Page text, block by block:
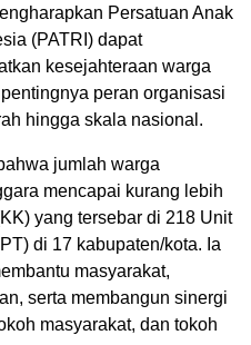
Persatuan Anak
(PATRI) dapat
kesejahteraan warga
peran organisasi
hingga skala nasional.
jumlah warga
mencapai kurang lebih
yang tersebar di 218 Unit
di 17 kabupaten/kota. Ia
masyarakat,
serta membangun sinergi
masyarakat, dan tokoh